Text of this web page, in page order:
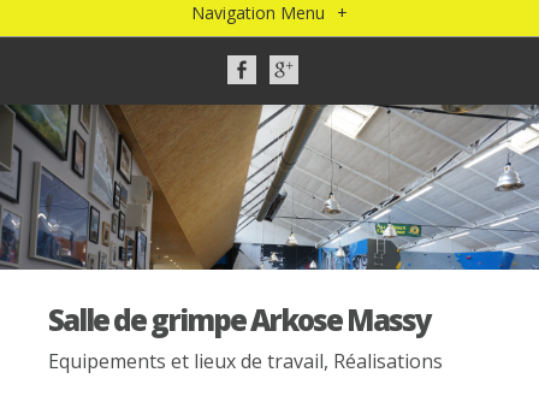
Navigation Menu +
Salle de grimpe Arkose Massy
Equipements et lieux de travail, Réalisations